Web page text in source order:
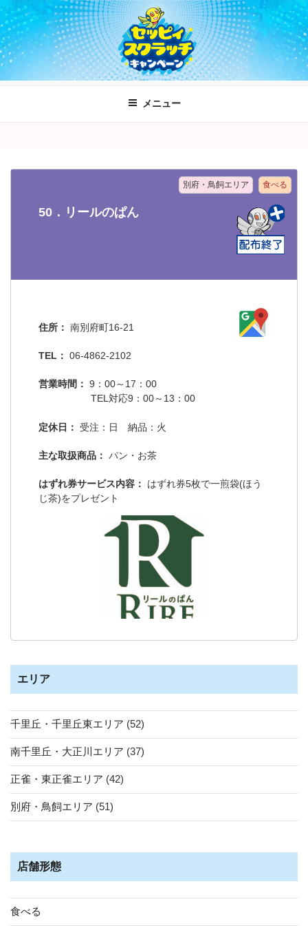
コ
ン
テ
ン
メニュー
食べる
別府・鳥飼エリア
50．リールのぱん
住所： 南別府町16-21
TEL： 06-4862-2102
営業時間： 9：00～17：00
TEL対応9：00～13：00
定休日： 受注：日 納品：火
主な取扱商品： パン・お茶
はずれ券サービス内容：
はずれ券5枚で一煎袋(ほう
じ茶)をプレゼント
エリア
千里丘・千里丘東エリア (52)
南千里丘・大正川エリア (37)
正雀・東正雀エリア (42)
別府・鳥飼エリア (51)
店舗形態
食べる